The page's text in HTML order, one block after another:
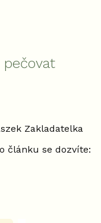
Zakladatelka
článku se dozvíte: